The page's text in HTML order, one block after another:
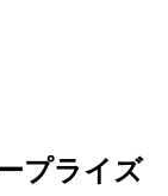
プライズ